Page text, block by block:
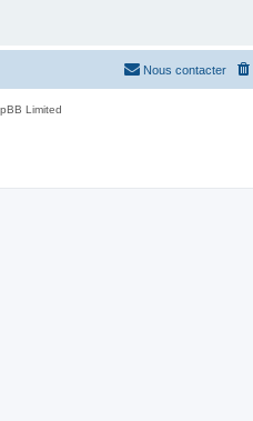
Nous contacter
Limited